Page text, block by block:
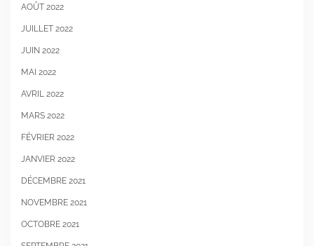
AOÛT 2022
JUILLET 2022
JUIN 2022
MAI 2022
AVRIL 2022
MARS 2022
FÉVRIER 2022
JANVIER 2022
DÉCEMBRE 2021
NOVEMBRE 2021
OCTOBRE 2021